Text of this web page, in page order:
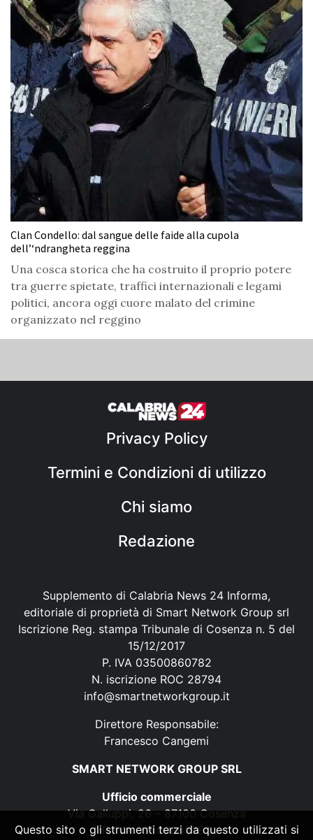
Clan Condello: dal sangue delle faide alla cupola
dell’‘ndrangheta reggina
Una cosca storica che ha costruito il proprio potere
tra guerre spietate, traffici internazionali e legami
politici, ancora oggi cuore malato del crimine
organizzato nel reggino
Privacy Policy
Termini e Condizioni di utilizzo
Chi siamo
Redazione
Supplemento di Calabria News 24 Informa,
editoriale di proprietà di Smart Network Group srl
Iscrizione Reg. stampa Tribunale di Cosenza n. 5 del
15/12/2017
P. IVA 03500860782
N. iscrizione ROC 28794
info@smartnetworkgroup.it
Direttore Responsabile:
Francesco Cangemi
SMART NETWORK GROUP SRL
Ufficio commerciale
Via Galluppi, 26 – 87100 Cosenza
P. IVA 03500860782
Questo sito o gli strumenti terzi da questo utilizzati si